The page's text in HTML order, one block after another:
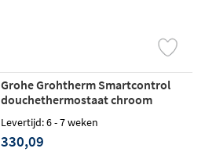
Grohe Grohtherm Smartcontrol
douchethermostaat chroom
Levertijd: 6 - 7 weken
330,09